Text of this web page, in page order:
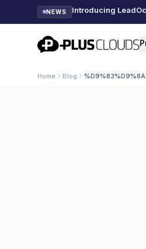
NEWS Introducing
PlusClouds
Home Blog